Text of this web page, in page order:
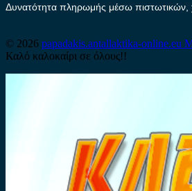
Δυνατότητα πληρωμής μέσω
© 2026 papadakis.antallaktika-online.eu
Καλό καλοκαίρι σε όλους!!